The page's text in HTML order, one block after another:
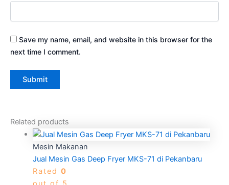
Save my name, email, and website in this browser for the
next time I comment.
Related products
Mesin Makanan
Jual Mesin Gas Deep Fryer MKS-71 di Pekanbaru
Rated 0